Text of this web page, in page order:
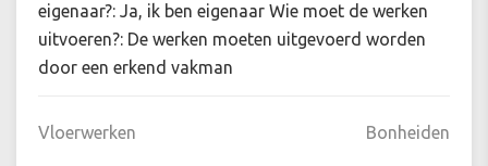
eigenaar?: Ja, ik ben eigenaar Wie moet de werken
uitvoeren?: De werken moeten uitgevoerd worden
door een erkend vakman
Vloerwerken Bonheiden